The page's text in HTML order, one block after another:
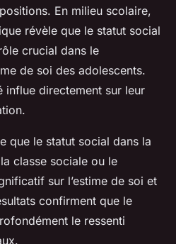
En milieu scolaire,
révèle que le statut social
crucial dans le
de soi des adolescents.
influe directement sur leur
que le statut social dans la
classe sociale ou le
sur l’estime de soi et
confirment que le
le ressenti